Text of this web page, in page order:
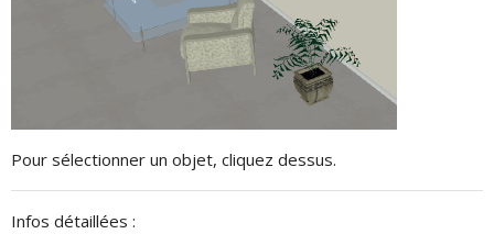
Pour sélectionner un objet, cliquez dessus.
Infos détaillées :